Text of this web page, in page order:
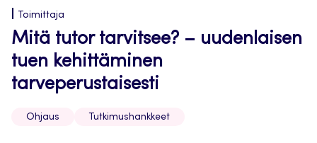
Toimittaja
Mitä tutor tarvitsee? – uudenlaisen
tuen kehittäminen
tarveperustaisesti
Ohjaus Tutkimushankkeet